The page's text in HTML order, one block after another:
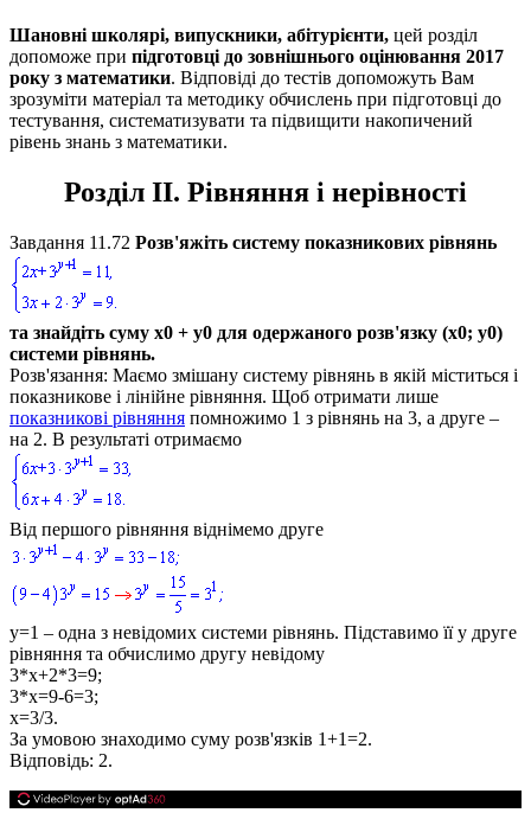
Шановні школярі, випускники, абітурієнти, цей розділ
допоможе при підготовці до зовнішнього оцінювання 2017
року з математики. Відповіді до тестів допоможуть Вам
зрозуміти матеріал та методику обчислень при підготовці до
тестування, систематизувати та підвищити накопичений
рівень знань з математики.
Розділ II. Рівняння і нерівності
Завдання 11.72 Розв'яжіть систему показникових рівнянь
та знайдіть суму х0 + у0 для одержаного розв'язку (х0; у0)
системи рівнянь.
Розв'язання: Маємо змішану систему рівнянь в якій міститься і
показникове і лінійне рівняння. Щоб отримати лише
показникові рівняння помножимо 1 з рівнянь на 3, а друге –
на 2. В результаті отримаємо
Від першого рівняння віднімемо друге
y=1 – одна з невідомих системи рівнянь. Підставимо її у друге
рівняння та обчислимо другу невідому
3*x+2*3=9;
3*x=9-6=3;
x=3/3.
За умовою знаходимо суму розв'язків 1+1=2.
Відповідь: 2.